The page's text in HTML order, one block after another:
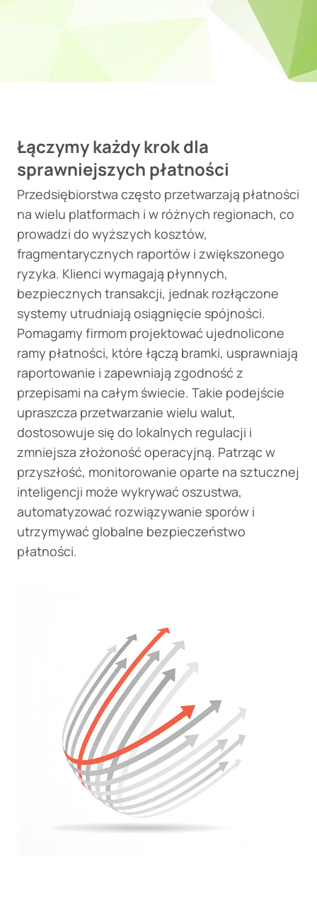
Łączymy każdy krok dla
sprawniejszych płatności
Przedsiębiorstwa często przetwarzają płatności
na wielu platformach i w różnych regionach, co
prowadzi do wyższych kosztów,
fragmentarycznych raportów i zwiększonego
ryzyka. Klienci wymagają płynnych,
bezpiecznych transakcji, jednak rozłączone
systemy utrudniają osiągnięcie spójności.
Pomagamy firmom projektować ujednolicone
ramy płatności, które łączą bramki, usprawniają
raportowanie i zapewniają zgodność z
przepisami na całym świecie. Takie podejście
upraszcza przetwarzanie wielu walut,
dostosowuje się do lokalnych regulacji i
zmniejsza złożoność operacyjną. Patrząc w
przyszłość, monitorowanie oparte na sztucznej
inteligencji może wykrywać oszustwa,
automatyzować rozwiązywanie sporów i
utrzymywać globalne bezpieczeństwo
płatności.